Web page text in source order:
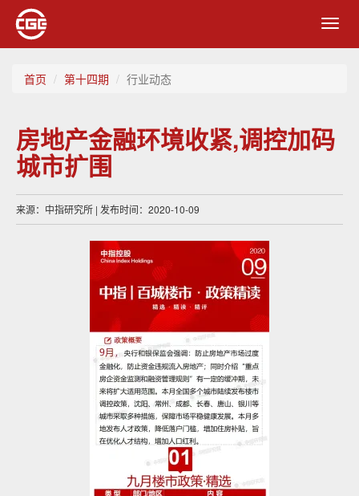
首页 第十四期 行业动态
房地产金融环境收紧,调控加码
城市扩围
来源：中指研究所 | 发布时间：2020-10-09